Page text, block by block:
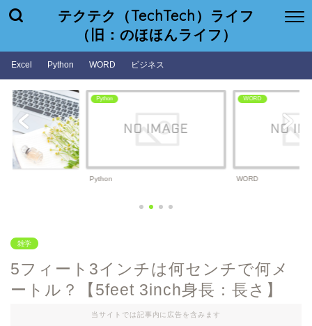
テクテク（TechTech）ライフ
（旧：のほほんライフ）
Excel Python WORD ビジネス
Python
Python
WORD
WORD
雑学
5フィート3インチは何センチで何メ
ートル？【5feet 3inch身長：長さ】
当サイトでは記事内に広告を含みます